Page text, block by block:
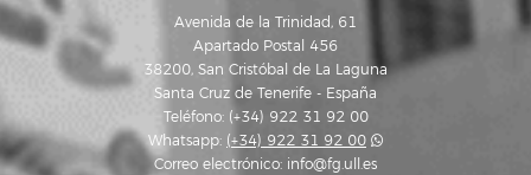
Avenida de la Trinidad, 61
Apartado Postal 456
38200, San Cristóbal de La Laguna
Santa Cruz de Tenerife - España
Teléfono: (+34) 922 31 92 00
Whatsapp: (+34) 922 31 92 00
Correo electrónico: info@fg.ull.es